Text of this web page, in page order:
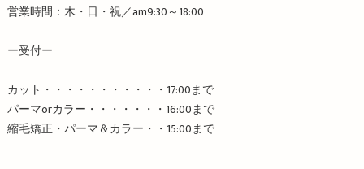
営業時間：木・日・祝／am9:30～18:00
ー受付ー
カット・・・・・・・・・・・ 17:00まで
パーマorカラー・・・・・・・ 16:00まで
縮毛矯正・パーマ＆カラー・・ 15:00まで